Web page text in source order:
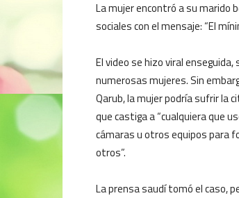
La mujer encontró a su marido
sociales con el mensaje: “El
El video se hizo viral
numerosas mujeres. Sin
Qarub, la mujer podría sufrir la
que castiga a “cualquiera que
cámaras u otros equipos para
otros”.
La prensa saudí tomó el caso,